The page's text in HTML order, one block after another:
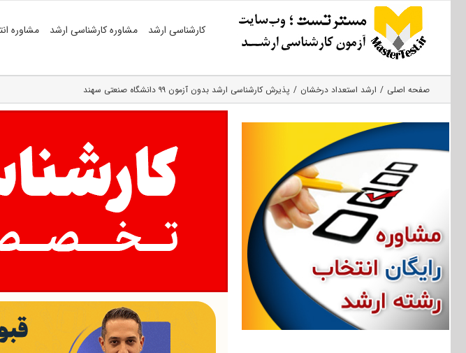
کارشناسی ارشد مشاوره کارشناسی ارشد مشاوره
صفحه اصلی ارشد استعداد درخشان پذیرش کارشناسی ارشد بدون آزمون ۹۹ دانشگاه صنعتی سهند